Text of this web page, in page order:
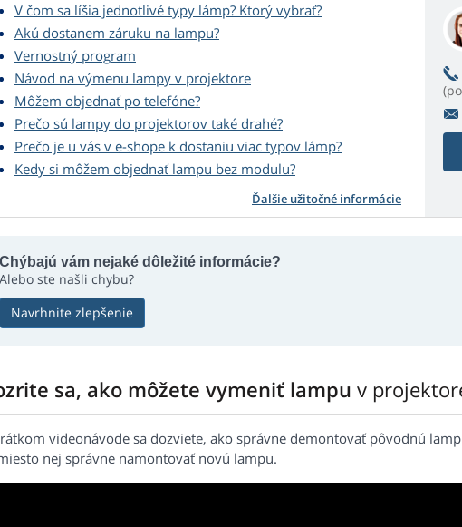
V čom sa líšia jednotlivé typy lámp? Ktorý vybrať?
Akú dostanem záruku na lampu?
Vernostný program
Návod na výmenu lampy v projektore
Môžem objednať po telefóne?
Prečo sú lampy do projektorov také drahé?
Prečo je u vás v e-shope k dostaniu viac typov lámp?
Kedy si môžem objednať lampu bez modulu?
Ďalšie užitočné informácie
Chýbajú vám nejaké dôležité informácie?
Alebo ste našli chybu?
Navrhnite zlepšenie
sa, ako môžete vymeniť lampu v
videonávode sa dozviete, ako správne demontovať pôvodnú
nej správne namontovať novú lampu.